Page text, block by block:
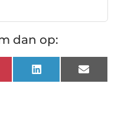
dan op:
LinkedIn Email